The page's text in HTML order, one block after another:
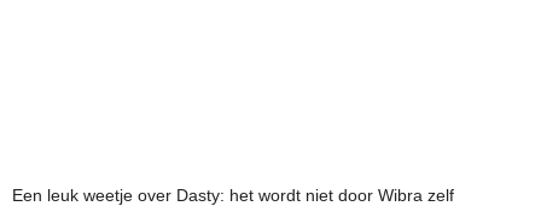
Een leuk weetje over Dasty: het wordt niet door Wibra zelf